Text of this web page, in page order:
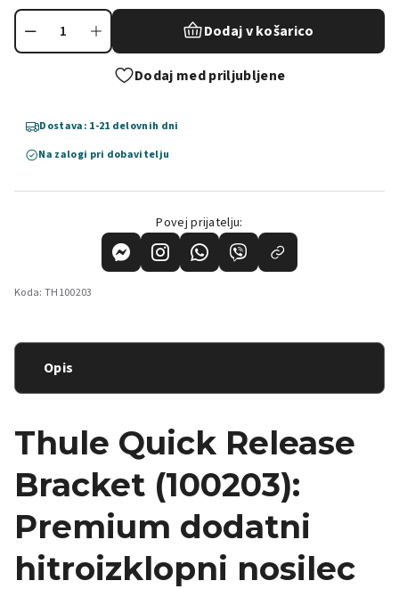
Dodaj v košarico
Dodaj med priljubljene
Dostava: 1-21 delovnih dni
Na zalogi pri dobavitelju
Povej prijatelju:
Koda: TH100203
Opis
Thule Quick Release
Bracket (100203):
Premium dodatni
hitroizklopni nosilec